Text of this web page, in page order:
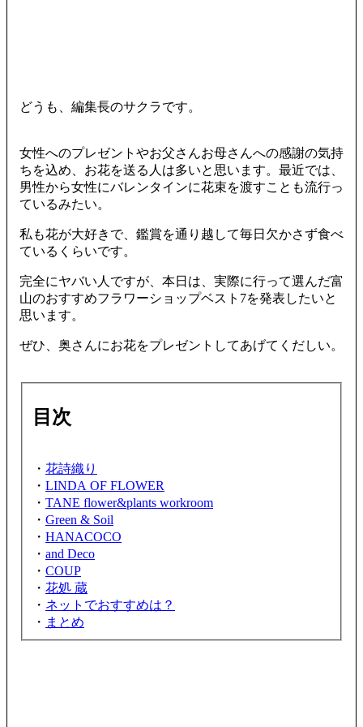
どうも、編集長のサクラです。
女性へのプレゼントやお父さんお母さんへの感謝の気持
ちを込め、お花を送る人は多いと思います。最近では、
男性から女性にバレンタインに花束を渡すことも流行っ
ているみたい。
私も花が大好きで、鑑賞を通り越して毎日欠かさず食べ
ているくらいです。
完全にヤバい人ですが、本日は、実際に行って選んだ富
山のおすすめフラワーショップベスト7を発表したいと
思います。
ぜひ、奥さんにお花をプレゼントしてあげてくだしい。
目次
・ 花詩織り
・ LINDA OF FLOWER
・ TANE flower&plants workroom
・ Green & Soil
・ HANACOCO
・ and Deco
・ COUP
・ 花処 蔵
・ ネットでおすすめは？
・ まとめ